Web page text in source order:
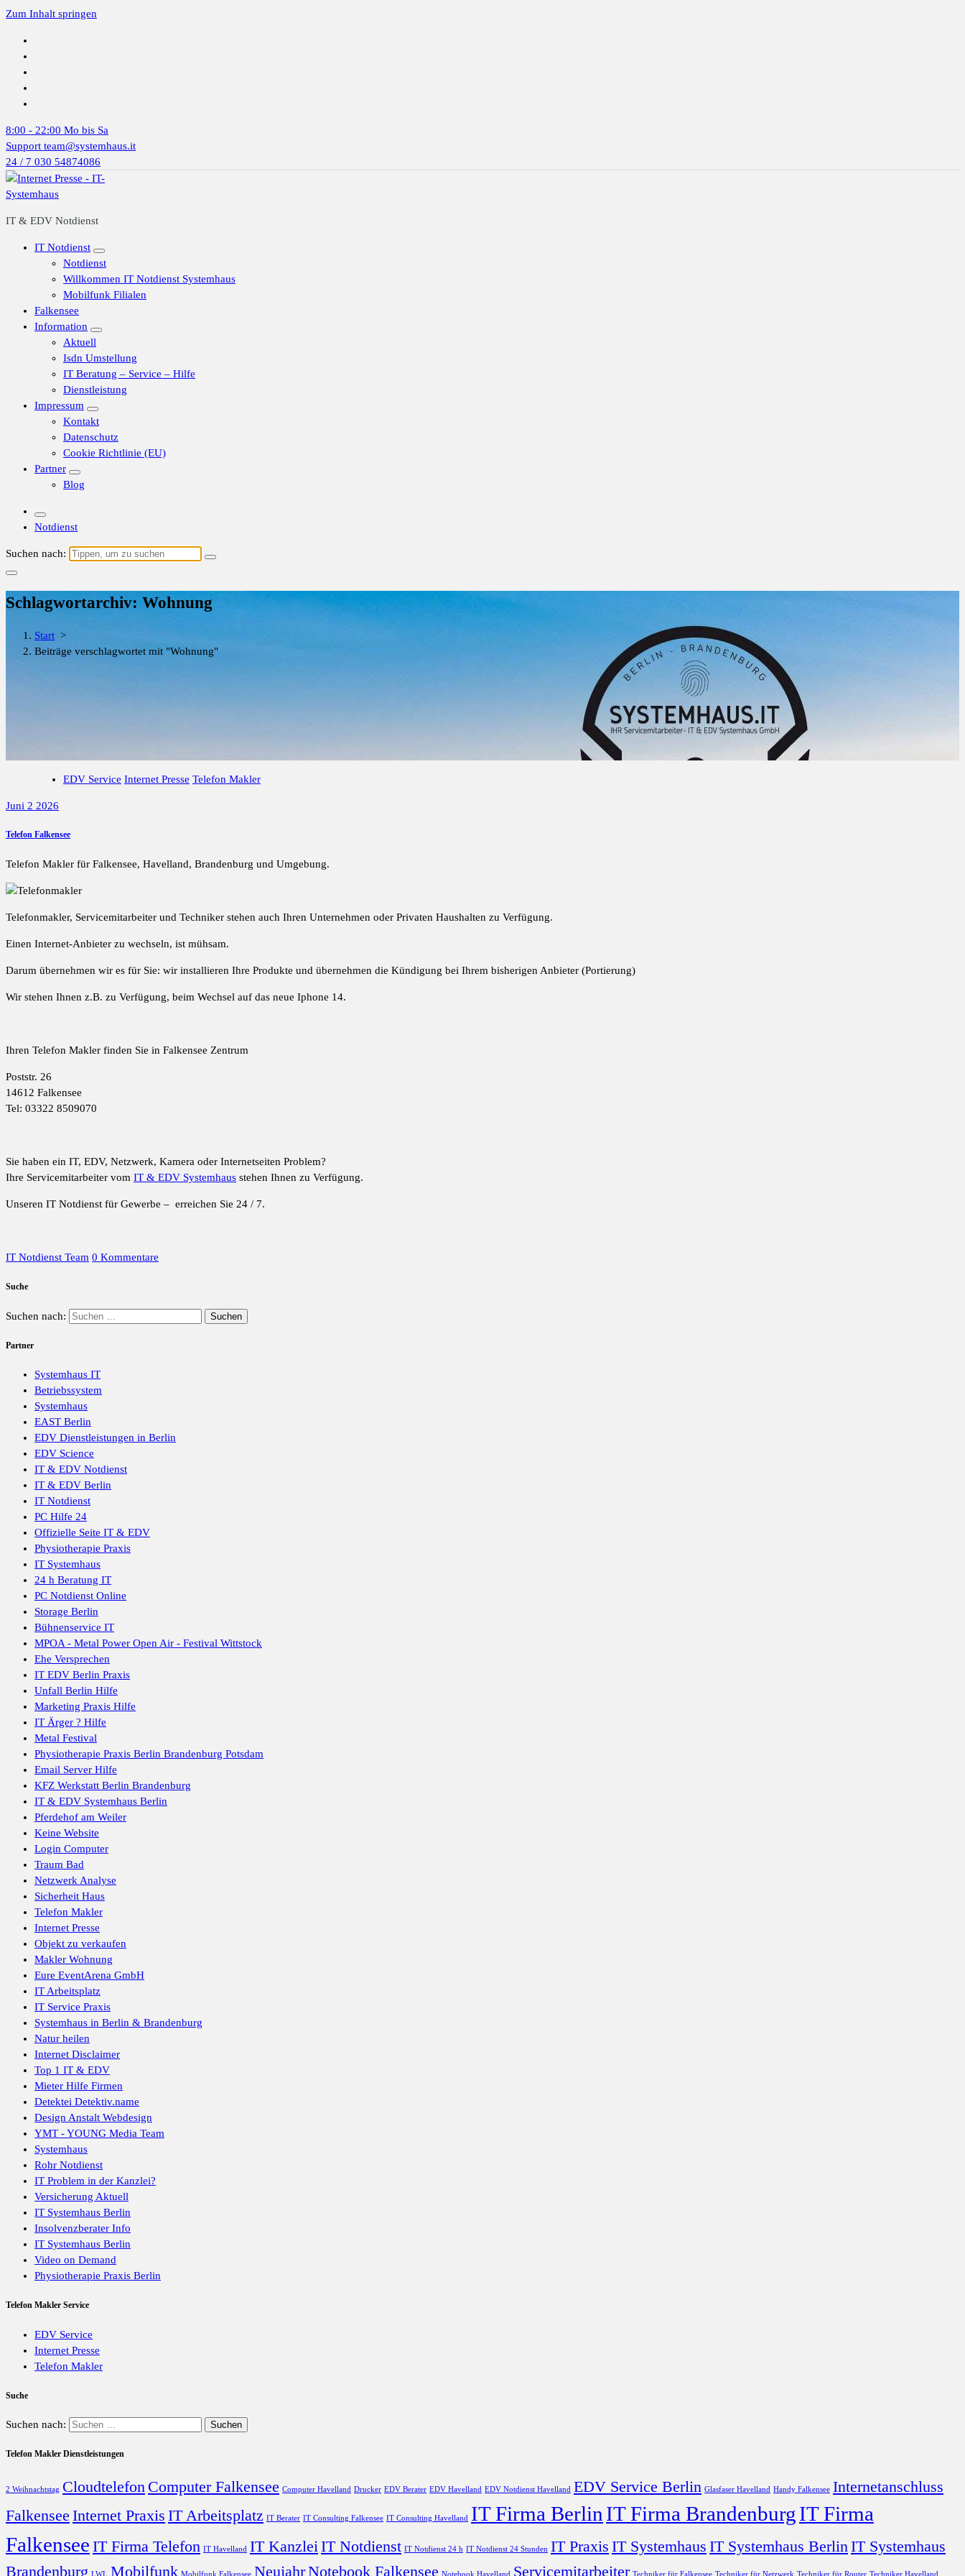
Zum Inhalt springen
8:00 - 22:00 Mo bis Sa
Support team@systemhaus.it
24 / 7 030 54874086
IT & EDV Notdienst
IT Notdienst
Notdienst
Willkommen IT Notdienst Systemhaus
Mobilfunk Filialen
Falkensee
Information
Aktuell
Isdn Umstellung
IT Beratung – Service – Hilfe
Dienstleistung
Impressum
Kontakt
Datenschutz
Cookie Richtlinie (EU)
Partner
Blog
Notdienst
Suchen nach:
Schlagwortarchiv: Wohnung
Start >
Beiträge verschlagwortet mit "Wohnung"
EDV Service Internet Presse Telefon Makler
Juni 2 2026
Telefon Falkensee
Telefon Makler für Falkensee, Havelland, Brandenburg und Umgebung.
Telefonmakler, Servicemitarbeiter und Techniker stehen auch Ihren Unternehmen oder Privaten Haushalten zu Verfügung.
Einen Internet-Anbieter zu wechseln, ist mühsam.
Darum übernehmen wir es für Sie: wir installieren Ihre Produkte und übernehmen die Kündigung bei Ihrem bisherigen Anbieter (Portierung)
Wir stehen Ihnen z.B. zu Verfügung, beim Wechsel auf das neue Iphone 14.
Ihren Telefon Makler finden Sie in Falkensee Zentrum
Poststr. 26
14612 Falkensee
Tel: 03322 8509070
Sie haben ein IT, EDV, Netzwerk, Kamera oder Internetseiten Problem?
Ihre Servicemitarbeiter vom IT & EDV Systemhaus stehen Ihnen zu Verfügung.
Unseren IT Notdienst für Gewerbe – erreichen Sie 24 / 7.
IT Notdienst Team 0 Kommentare
Suche
Suchen nach:
Partner
Systemhaus IT
Betriebssystem
Systemhaus
EAST Berlin
EDV Dienstleistungen in Berlin
EDV Science
IT & EDV Notdienst
IT & EDV Berlin
IT Notdienst
PC Hilfe 24
Offizielle Seite IT & EDV
Physiotherapie Praxis
IT Systemhaus
24 h Beratung IT
PC Notdienst Online
Storage Berlin
Bühnenservice IT
MPOA - Metal Power Open Air - Festival Wittstock
Ehe Versprechen
IT EDV Berlin Praxis
Unfall Berlin Hilfe
Marketing Praxis Hilfe
IT Ärger ? Hilfe
Metal Festival
Physiotherapie Praxis Berlin Brandenburg Potsdam
Email Server Hilfe
KFZ Werkstatt Berlin Brandenburg
IT & EDV Systemhaus Berlin
Pferdehof am Weiler
Keine Website
Login Computer
Traum Bad
Netzwerk Analyse
Sicherheit Haus
Telefon Makler
Internet Presse
Objekt zu verkaufen
Makler Wohnung
Eure EventArena GmbH
IT Arbeitsplatz
IT Service Praxis
Systemhaus in Berlin & Brandenburg
Natur heilen
Internet Disclaimer
Top 1 IT & EDV
Mieter Hilfe Firmen
Detektei Detektiv.name
Design Anstalt Webdesign
YMT - YOUNG Media Team
Systemhaus
Rohr Notdienst
IT Problem in der Kanzlei?
Versicherung Aktuell
IT Systemhaus Berlin
Insolvenzberater Info
IT Systemhaus Berlin
Video on Demand
Physiotherapie Praxis Berlin
Telefon Makler Service
EDV Service
Internet Presse
Telefon Makler
Suche
Suchen nach:
Telefon Makler Dienstleistungen
2 Weihnachtstag Cloudtelefon Computer Falkensee Computer Havelland Drucker EDV Berater EDV Havelland EDV Notdienst Havelland EDV Service Berlin Glasfaser Havelland Handy Falkensee Internetanschluss
Falkensee Internet Praxis IT Arbeitsplatz IT Berater IT Consulting Falkensee IT Consulting Havelland IT Firma Berlin IT Firma BrandenburgIT Firma
Falkensee IT Firma Telefon IT Havelland IT KanzleiIT Notdienst IT Notdienst 24 h IT Notdienst 24 Stunden IT Praxis IT Systemhaus IT Systemhaus BerlinIT Systemhaus
Brandenburg LWL Mobilfunk Mobilfunk Falkensee NeujahrNotebook Falkensee Notebook Havelland Servicemitarbeiter Techniker für Falkensee Techniker für Netzwerk Techniker für Router Techniker Havelland